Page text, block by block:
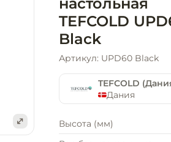
TEFCOLD
Black
Артикул: UPD60 Black
TEFCOLD
Дания
Высота (мм)